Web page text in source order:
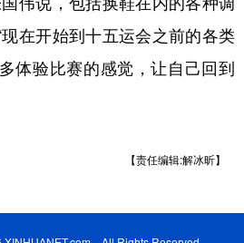
在开始到十五运会之前的各类
体验比赛的感觉，让自己回到
【责任编辑:解冰昕】